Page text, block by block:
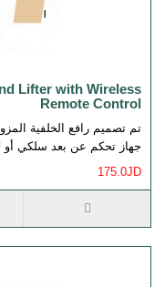
Lifter with Wireless
Remote Control
تم تصميم رافع الخلفية
جهاز تحكم عن بعد سلكي أو
175.0JD